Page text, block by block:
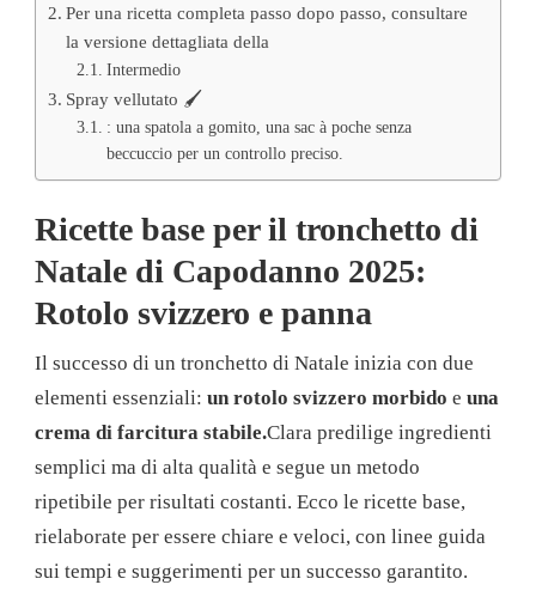
Per una ricetta completa passo dopo passo, consultare
la versione dettagliata della
Intermedio
Spray vellutato 🖌️
: una spatola a gomito, una sac à poche senza
beccuccio per un controllo preciso.
Ricette base per il tronchetto di
Natale di Capodanno 2025:
Rotolo svizzero e panna
Il successo di un tronchetto di Natale inizia con due
elementi essenziali: un rotolo svizzero morbido e una
crema di farcitura stabile.Clara predilige ingredienti
semplici ma di alta qualità e segue un metodo
ripetibile per risultati costanti. Ecco le ricette base,
rielaborate per essere chiare e veloci, con linee guida
sui tempi e suggerimenti per un successo garantito.